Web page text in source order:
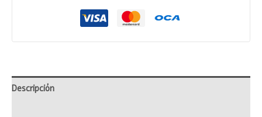
Descripción